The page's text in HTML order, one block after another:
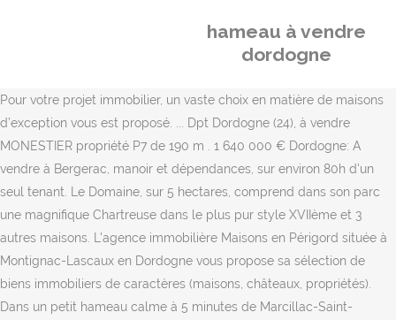
hameau à vendre
dordogne
Pour votre projet immobilier, un vaste choix en matière de maisons
d’exception vous est proposé. ... Dpt Dordogne (24), à vendre
MONESTIER propriété P7 de 190 m . 1 640 000 € Dordogne: A
vendre à Bergerac, manoir et dépendances, sur environ 80h d'un
seul tenant. Le Domaine, sur 5 hectares, comprend dans son parc
une magnifique Chartreuse dans le plus pur style XVIIème et 3
autres maisons. L'agence immobilière Maisons en Périgord située à
Montignac-Lascaux en Dordogne vous propose sa sélection de
biens immobiliers de caractères (maisons, châteaux, propriétés).
Dans un petit hameau calme à 5 minutes de Marcillac-Saint-